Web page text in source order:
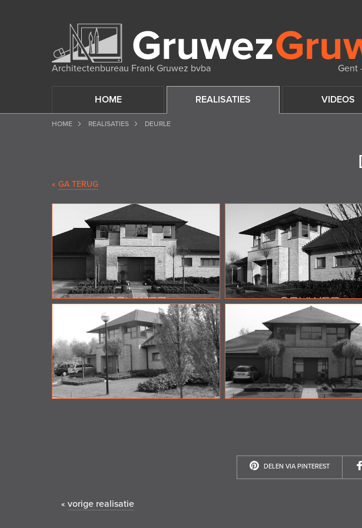
Architectenbureau Frank Gruwez bvba Gent
HOME REALISATIES VIDEOS
HOME REALISATIES DEURLE
« GA TERUG
DELEN VIA PINTEREST
« vorige realisatie